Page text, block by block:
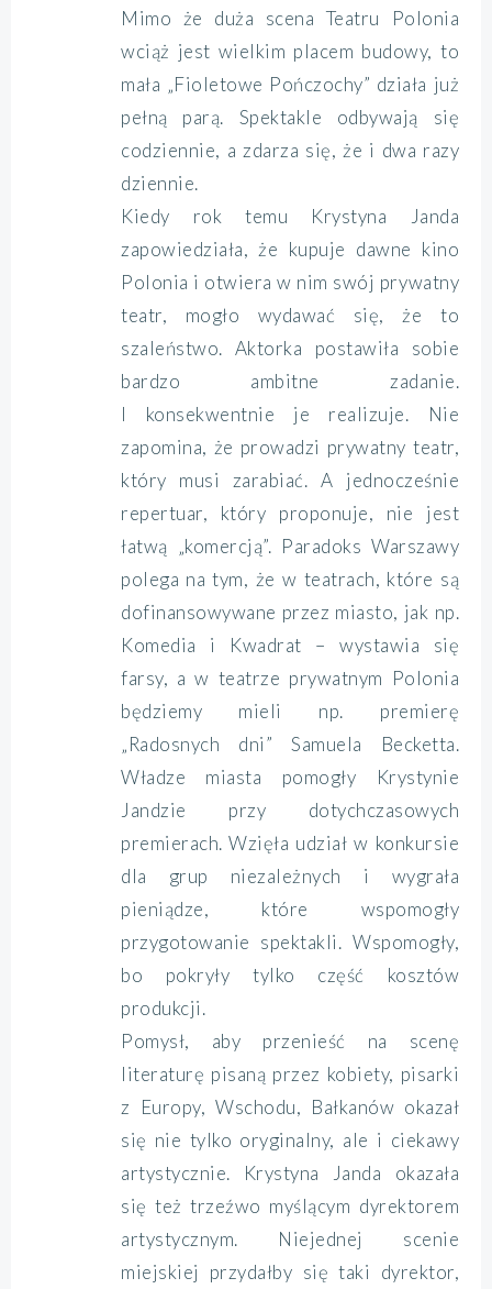
Mimo że duża scena Teatru Polonia
wciąż jest wielkim placem budowy, to
mała „Fioletowe Pończochy” działa już
pełną parą. Spektakle odbywają się
codziennie, a zdarza się, że i dwa razy
dziennie.
Kiedy rok temu Krystyna Janda
zapowiedziała, że kupuje dawne kino
Polonia i otwiera w nim swój prywatny
teatr, mogło wydawać się, że to
szaleństwo. Aktorka postawiła sobie
bardzo ambitne zadanie.
I konsekwentnie je realizuje. Nie
zapomina, że prowadzi prywatny teatr,
który musi zarabiać. A jednocześnie
repertuar, który proponuje, nie jest
łatwą „komercją”. Paradoks Warszawy
polega na tym, że w teatrach, które są
dofinansowywane przez miasto, jak np.
Komedia i Kwadrat – wystawia się
farsy, a w teatrze prywatnym Polonia
będziemy mieli np. premierę
„Radosnych dni” Samuela Becketta.
Władze miasta pomogły Krystynie
Jandzie przy dotychczasowych
premierach. Wzięła udział w konkursie
dla grup niezależnych i wygrała
pieniądze, które wspomogły
przygotowanie spektakli. Wspomogły,
bo pokryły tylko część kosztów
produkcji.
Pomysł, aby przenieść na scenę
literaturę pisaną przez kobiety, pisarki
z Europy, Wschodu, Bałkanów okazał
się nie tylko oryginalny, ale i ciekawy
artystycznie. Krystyna Janda okazała
się też trzeźwo myślącym dyrektorem
artystycznym. Niejednej scenie
miejskiej przydałby się taki dyrektor,